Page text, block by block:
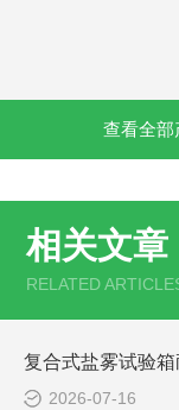
查看全部
相关文章
RELATED
2026-07-16